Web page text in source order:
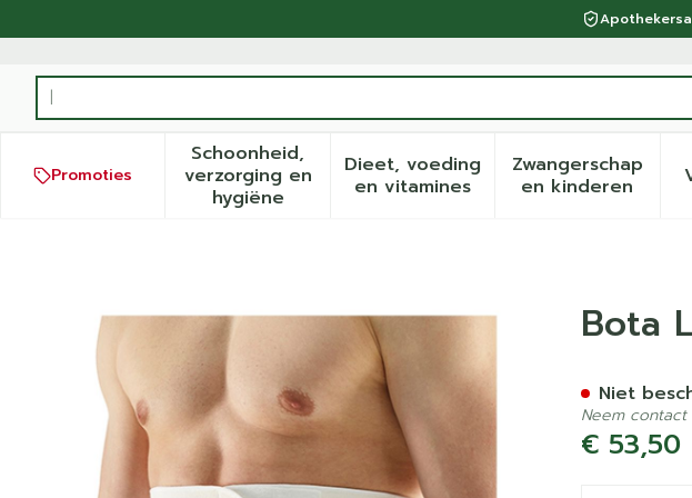
Product, merk, categorie...
Promoties
Schoonheid,
verzorging en
hygiëneToon submenu voor Schoonheid, verzorging
Dieet, voeding
en vitamines
Toon submenu voor Dieet,
Zwangerschap
en kinderen
Toon
Bota Lumbota Tricosoft 3b Wit SBota
€ 53,50
Niet
Neem